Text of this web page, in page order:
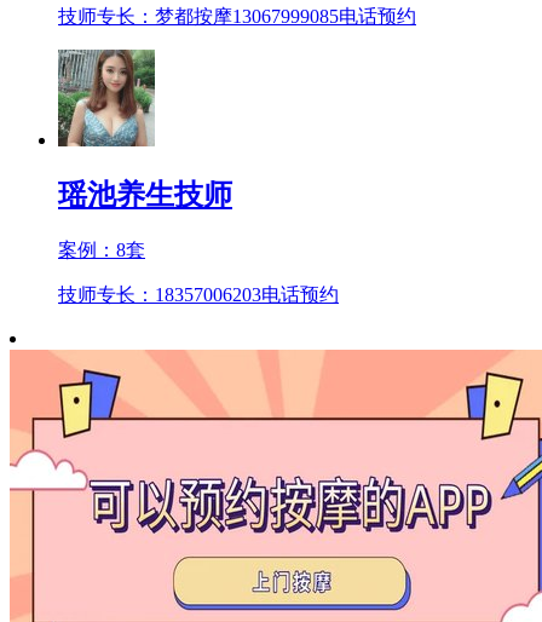
技师专长：梦都按摩13067999085电话预约
瑶池养生技师
案例： 8套
技师专长：18357006203电话预约